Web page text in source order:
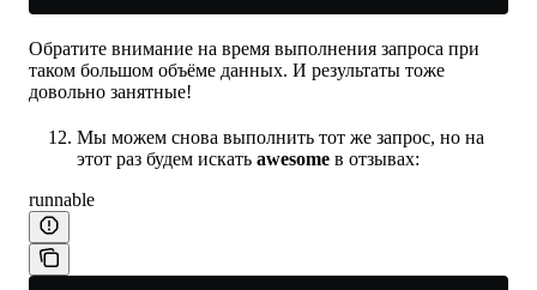
Обратите внимание на время выполнения запроса при
таком большом объёме данных. И результаты тоже
довольно занятные!
Мы можем снова выполнить тот же запрос, но на
этот раз будем искать awesome в отзывах:
runnable